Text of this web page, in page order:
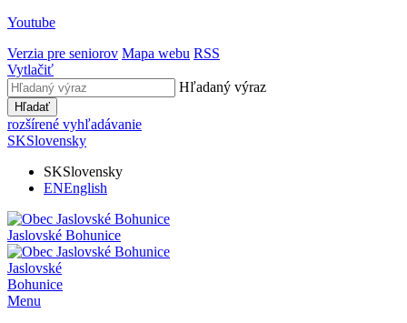
Youtube
Verzia pre seniorov Mapa webu RSS
Vytlačiť
Hľadaný výraz
Hľadať
rozšírené vyhľadávanie
SKSlovensky
SKSlovensky
ENEnglish
Jaslovské Bohunice
Jaslovské
Bohunice
Menu